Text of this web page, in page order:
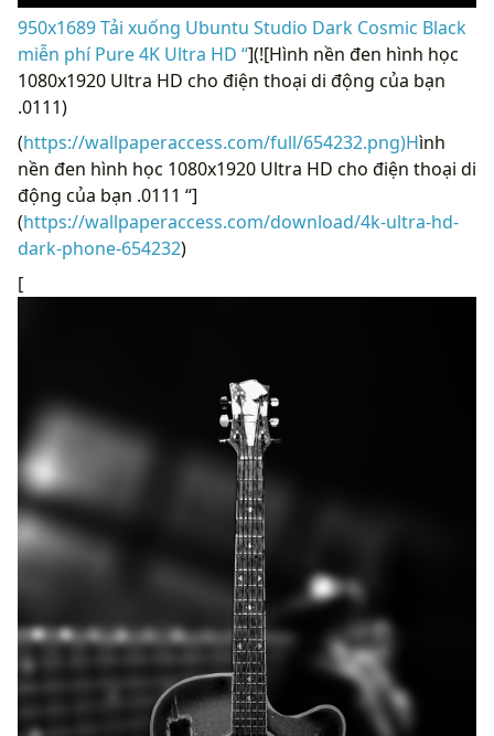
950x1689 Tải xuống Ubuntu Studio Dark Cosmic Black
miễn phí Pure 4K Ultra HD “](![Hình nền đen hình học
1080x1920 Ultra HD cho điện thoại di động của bạn
.0111)
(https://wallpaperaccess.com/full/654232.png)Hình
nền đen hình học 1080x1920 Ultra HD cho điện thoại di
động của bạn .0111 “]
(https://wallpaperaccess.com/download/4k-ultra-hd-
dark-phone-654232)
[